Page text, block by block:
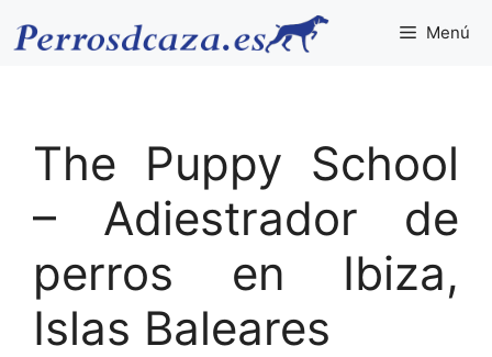
Menú
The Puppy School
– Adiestrador de
perros en Ibiza,
Islas Baleares